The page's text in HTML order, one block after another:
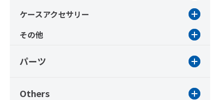
ケースアクセサリー
その他
パーツ
Others